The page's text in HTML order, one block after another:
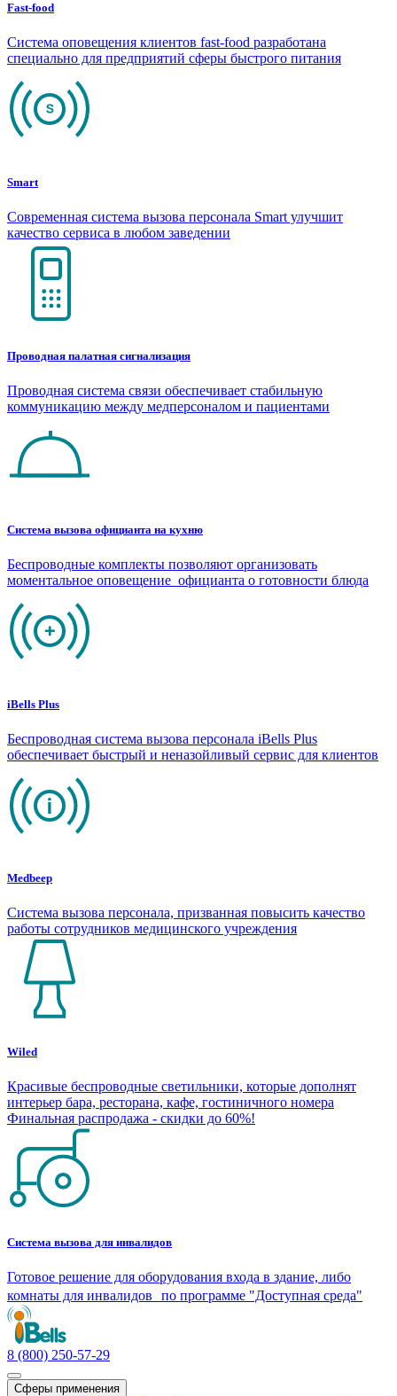
Fast-food
Система оповещения клиентов fast-food разработана
специально для предприятий сферы быстрого питания
Smart
Современная система вызова персонала Smart улучшит
качество сервиса в любом заведении
Проводная палатная сигнализация
Проводная система связи обеспечивает стабильную
коммуникацию между медперсоналом и пациентами
Система вызова официанта на кухню
Беспроводные комплекты позволяют организовать
моментальное оповещение официанта о готовности блюда
iBells Plus
Беспроводная система вызова персонала iBells Plus
обеспечивает быстрый и неназойливый сервис для клиентов
Medbeep
Система вызова персонала, призванная повысить качество
работы сотрудников медицинского учреждения
Wiled
Красивые беспроводные светильники, которые дополнят
интерьер бара, ресторана, кафе, гостиничного номера
Финальная распродажа - скидки до 60%!
Система вызова для инвалидов
Готовое решение для оборудования входа в здание, либо
комнаты для инвалидов по программе "Доступная среда"
8 (800) 250-57-29
Сферы применения